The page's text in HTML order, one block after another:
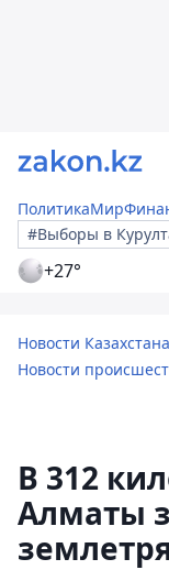
ПолитикаМир
#Выборы в
+27°
Новости
Новости
В 312
Алматы